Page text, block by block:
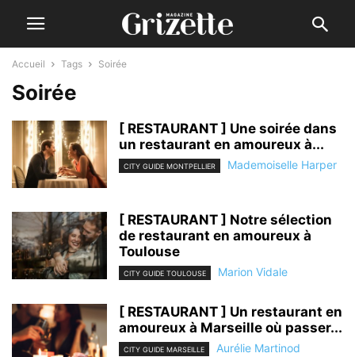
Accueil Tags Soirée
Soirée
[ RESTAURANT ] Une soirée dans
un restaurant en amoureux à...
CITY GUIDE MONTPELLIER Mademoiselle Harper
[ RESTAURANT ] Notre sélection
de restaurant en amoureux à
Toulouse
CITY GUIDE TOULOUSE Marion Vidale
[ RESTAURANT ] Un restaurant en
amoureux à Marseille où passer...
CITY GUIDE MARSEILLE Aurélie Martinod